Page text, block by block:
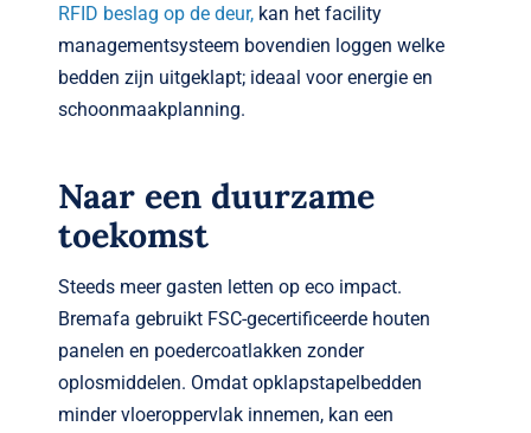
RFID beslag op de deur,kan het facility
management­systeem bovendien loggen welke
bedden zijn uitgeklapt; ideaal voor energie en
schoonmaak­planning.
Naar een duurzame
toekomst
Steeds meer gasten letten op eco impact.
Bremafa gebruikt FSC-gecertificeerde houten
panelen en poedercoat­lakken zonder
oplosmiddelen. Omdat opklapstapelbedden
minder vloeroppervlak innemen, kan een